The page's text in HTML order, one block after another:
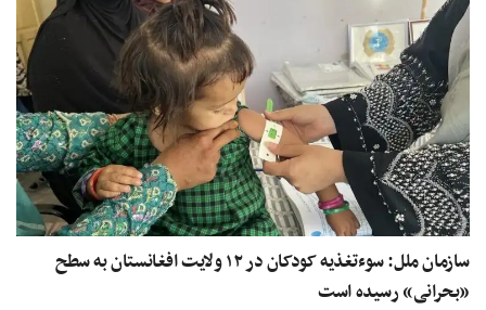
سازمان ملل: سوءتغذیه کودکان در ۱۲ ولایت‌ افغانستان به سطح
«بحرانی» رسیده است